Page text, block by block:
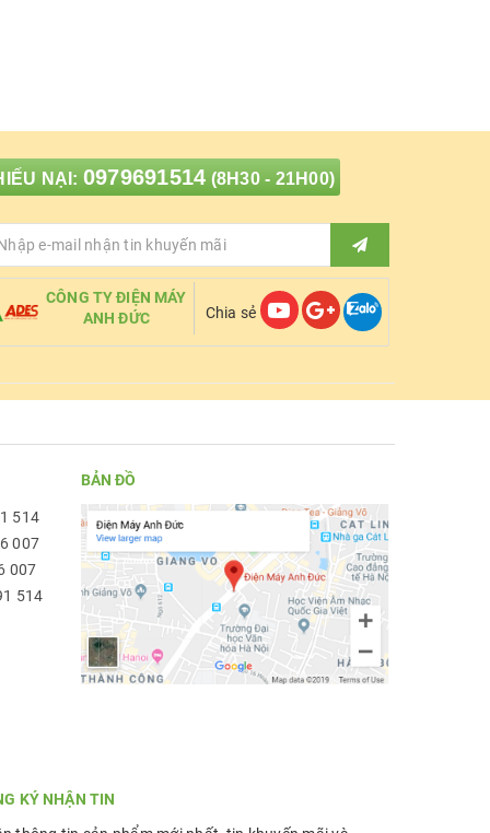
NẠI: 0979691514 (8H30 - 21H00)
CÔNG TY ĐIỆN MÁY
ANH ĐỨC
Chia sẻ
514
007
007
514
BẢN ĐỒ
KÝ NHẬN TIN